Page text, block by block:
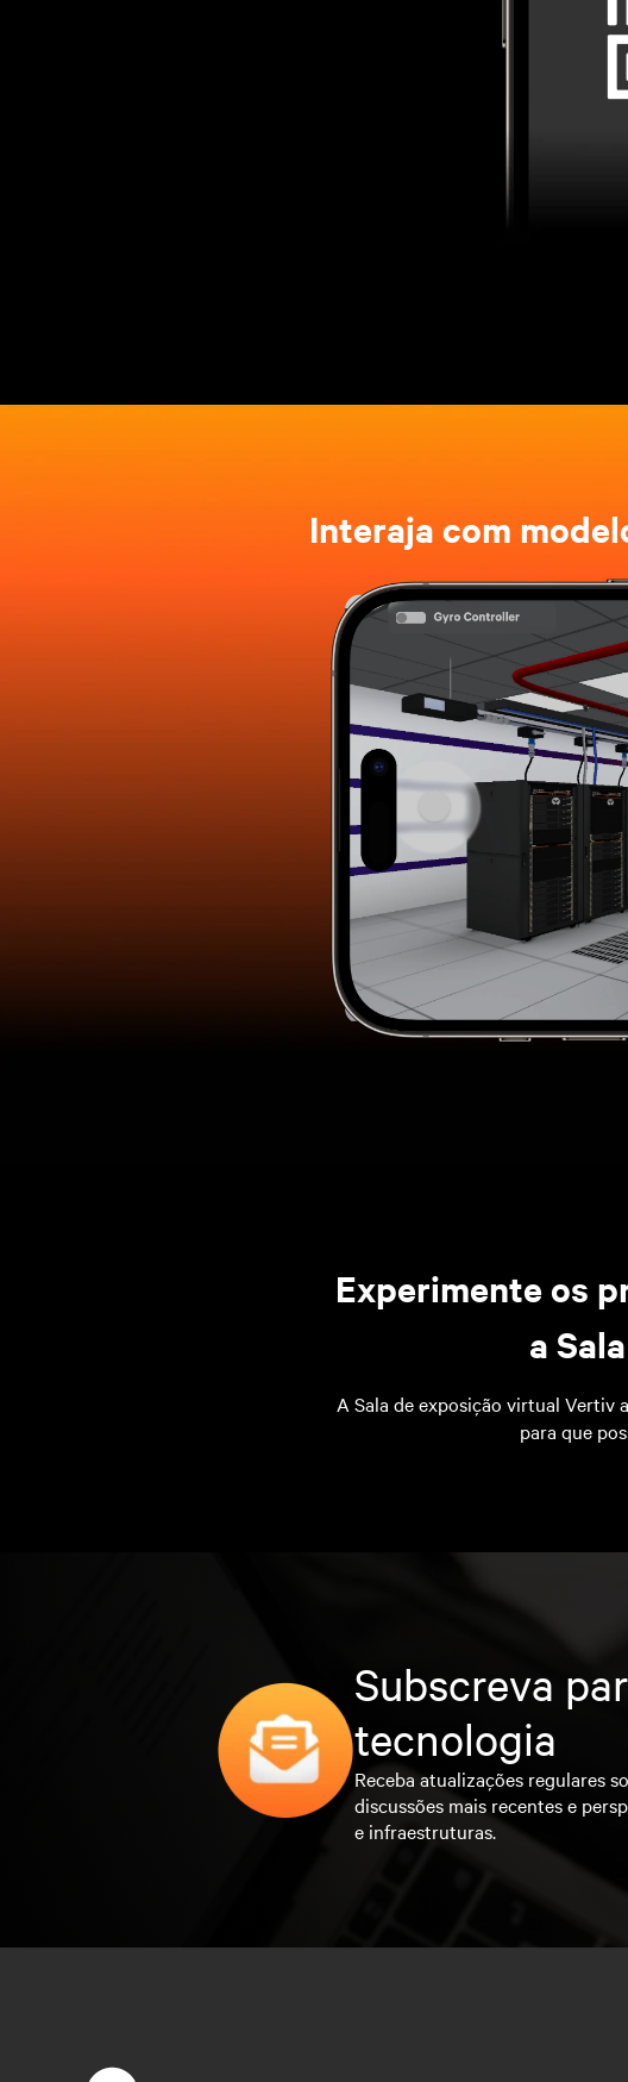
Interaja com
Experimente os
a
A Sala de exposição virtual Vertiv
para que
Subscreva
tecnologia
Receba atualizações regulares
discussões mais recentes e
e infraestruturas.